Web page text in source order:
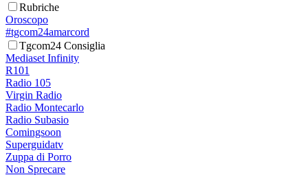
Rubriche
Oroscopo
#tgcom24amarcord
Tgcom24 Consiglia
Mediaset Infinity
R101
Radio 105
Virgin Radio
Radio Montecarlo
Radio Subasio
Comingsoon
Superguidatv
Zuppa di Porro
Non Sprecare